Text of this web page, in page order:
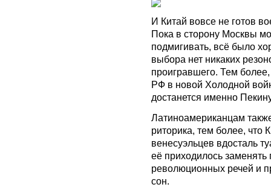
И Китай вовсе не готов
Пока в сторону Москвы
подмигивать, всё было
выбора нет никаких
проигравшего. Тем
РФ в новой Холодной
достанется именно
Латиноамериканцам
риторика, тем более, что
венесуэльцев вдосталь
её приходилось
революционных речей и
сон.